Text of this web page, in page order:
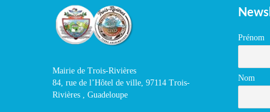
Mairie de Trois-Rivières
84, rue de l’Hôtel de ville, 97114 Trois-
Rivières , Guadeloupe
Prénom
Nom